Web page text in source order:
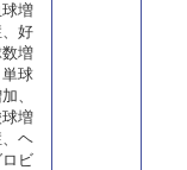
増
好
増
球
、
増
ヘ
ビ